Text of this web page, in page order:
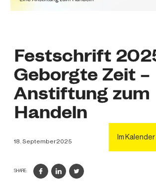
Festschrift
Geborgte Zeit –
Anstiftung zum
Handeln
18 September 2025
Im
SHARE: